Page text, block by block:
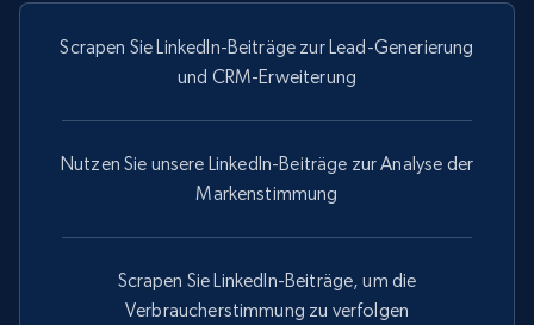
Youtube - Videos posts - Collect YouTube
Video length, Likes, Views, and more.
8.1K+ 713+ Gratis testen
Scrapen Sie LinkedIn-Beiträge zur Lead-Generierung
und CRM-Erweiterung
Nutzen Sie unsere LinkedIn-Beiträge zur Analyse der
Markenstimmung
Scrapen Sie LinkedIn-Beiträge, um die
Verbraucherstimmung zu verfolgen